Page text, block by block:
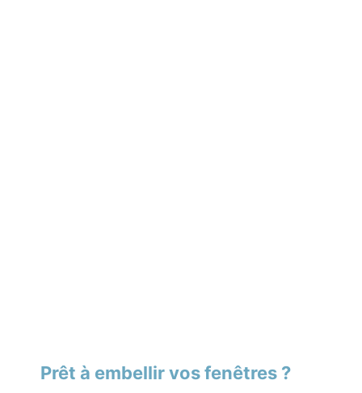
Prêt à embellir vos fenêtres ?